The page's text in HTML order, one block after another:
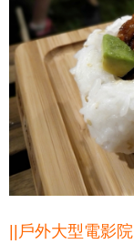
||戶外大型電影院